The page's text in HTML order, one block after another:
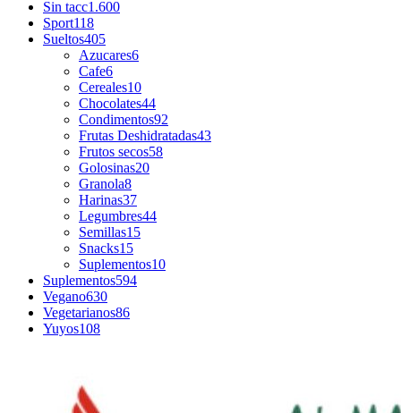
Sin tacc1.600
Sport118
Sueltos405
Azucares6
Cafe6
Cereales10
Chocolates44
Condimentos92
Frutas Deshidratadas43
Frutos secos58
Golosinas20
Granola8
Harinas37
Legumbres44
Semillas15
Snacks15
Suplementos10
Suplementos594
Vegano630
Vegetarianos86
Yuyos108